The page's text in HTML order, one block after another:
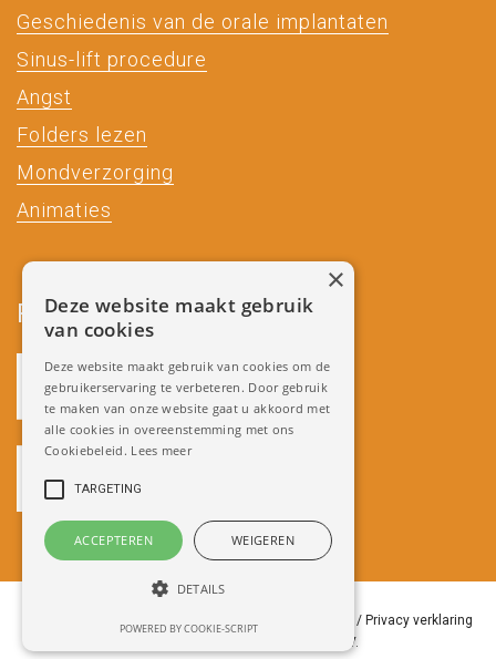
Geschiedenis van de orale implantaten
Sinus-lift procedure
Angst
Folders lezen
Mondverzorging
Animaties
Partners
/ Privacy verklaring
Ontwikkeld door Best4u Group B.V.
Deze website maakt gebruik
van cookies
Deze website maakt gebruik van cookies om de
gebruikerservaring te verbeteren. Door gebruik
te maken van onze website gaat u akkoord met
alle cookies in overeenstemming met ons
Cookiebeleid. Lees meer
TARGETING
ACCEPTEREN WEIGEREN
DETAILS
POWERED BY COOKIE-SCRIPT
×